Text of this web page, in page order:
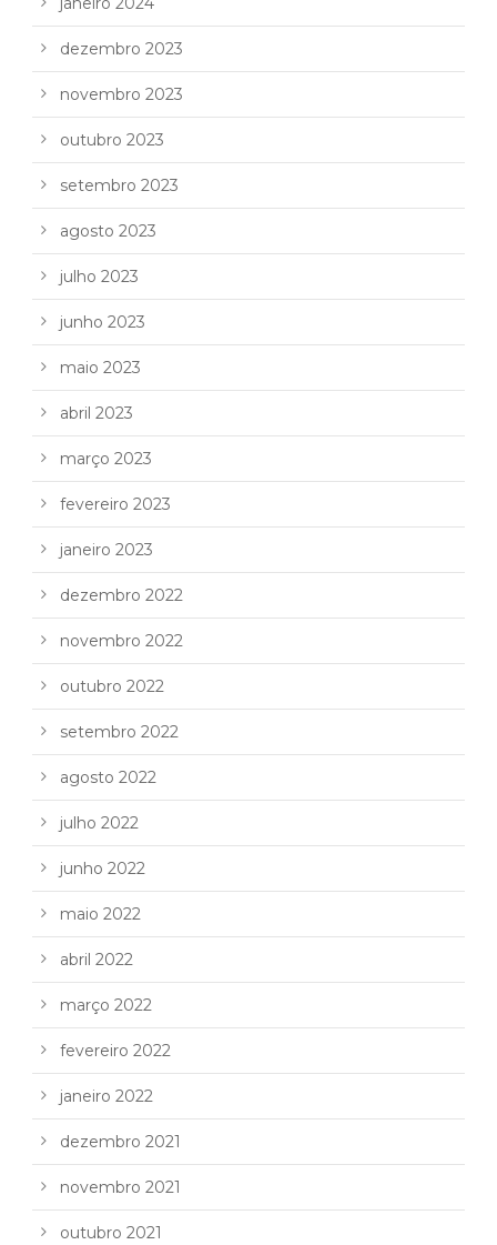
dezembro 2023
novembro 2023
outubro 2023
setembro 2023
agosto 2023
julho 2023
junho 2023
maio 2023
abril 2023
março 2023
fevereiro 2023
janeiro 2023
dezembro 2022
novembro 2022
outubro 2022
setembro 2022
agosto 2022
julho 2022
junho 2022
maio 2022
abril 2022
março 2022
fevereiro 2022
janeiro 2022
dezembro 2021
novembro 2021
outubro 2021